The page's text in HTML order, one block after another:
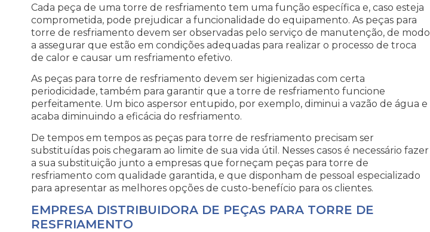
Cada peça de uma torre de resfriamento tem uma função específica e, caso esteja
comprometida, pode prejudicar a funcionalidade do equipamento. As peças para
torre de resfriamento devem ser observadas pelo serviço de manutenção, de modo
a assegurar que estão em condições adequadas para realizar o processo de troca
de calor e causar um resfriamento efetivo.
As peças para torre de resfriamento devem ser higienizadas com certa
periodicidade, também para garantir que a torre de resfriamento funcione
perfeitamente. Um bico aspersor entupido, por exemplo, diminui a vazão de água e
acaba diminuindo a eficácia do resfriamento.
De tempos em tempos as peças para torre de resfriamento precisam ser
substituídas pois chegaram ao limite de sua vida útil. Nesses casos é necessário fazer
a sua substituição junto a empresas que forneçam peças para torre de
resfriamento com qualidade garantida, e que disponham de pessoal especializado
para apresentar as melhores opções de custo-benefício para os clientes.
EMPRESA DISTRIBUIDORA DE PEÇAS PARA TORRE DE
RESFRIAMENTO